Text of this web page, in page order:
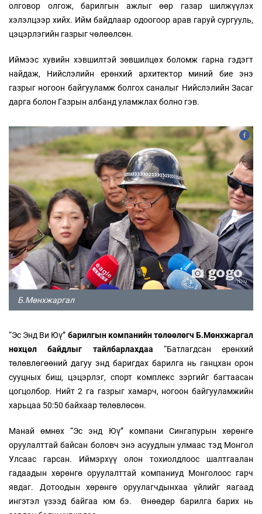
олговор олгож, барилгын ажлыг өөр газар шилжүүлэх
хэлэлцээр хийх. Ийм байдлаар одоогоор арав гаруй сургууль,
цэцэрлэгийн газрыг чөлөөлсөн.
Иймээс хувийн хэвшилтэй зөвшилцөх боломж гарна гэдэгт
найдаж, Нийслэлийн ерөнхий архитектор миний бие энэ
газрыг ногоон байгууламж болгох саналыг Нийслэлийн Засаг
дарга болон Газрын албанд уламжлах болно гэв.
Б.Мөнхжаргал
“Эс Энд Ви Юү” барилгын компанийн төлөөлөгч Б.Мөнхжаргал
нөхцөл байдлыг тайлбарлахдаа “Батлагдсан ерөнхий
төлөвлөгөөний дагуу энд баригдах барилга нь ганцхан орон
сууцных биш, цэцэрлэг, спорт комплекс зэргийг багтаасан
цогцолбор. Нийт 2 га газрыг хамарч, ногоон байгууламжийн
харьцаа 50:50 байхаар төлөвлөсөн.
Манай өмнөх “Эс энд Юү” компани Сингапурын хөрөнгө
оруулалттай байсан боловч энэ асуудлын улмаас тэд Монгол
Улсаас гарсан. Иймэрхүү олон тохиолдлоос шалтгаалан
гадаадын хөрөнгө оруулалттай компаниуд Монголоос гарч
явдаг. Дотоодын хөрөнгө оруулагчдынхаа үйлийг яагаад
ингэтэл үзээд байгаа юм бэ. Өнөөдөр барилга барих нь